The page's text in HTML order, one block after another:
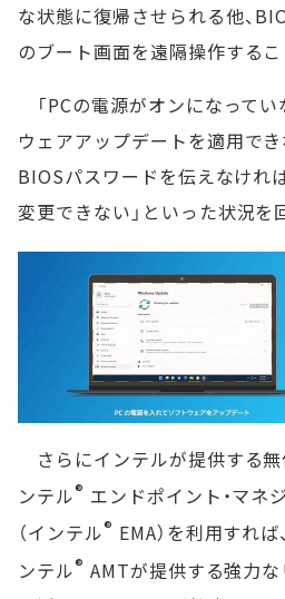
な状態に復帰させられる他、
のブート画面を遠隔操作するこ
「PCの電源がオンになってい
ウェアアップデートを適用でき
BIOSパスワードを伝えなけれ
変更できない」といった状況を
さらにインテルが提供する無
ンテル® エンドポイント・マネ
（インテル® EMA）を利用すれ
ンテル® AMTが提供する強力